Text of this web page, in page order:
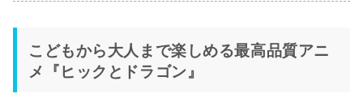
こどもから大人まで楽しめる最高品質アニ
メ『ヒックとドラゴン』